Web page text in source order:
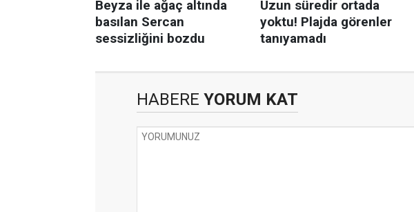
HABERE YORUM KAT